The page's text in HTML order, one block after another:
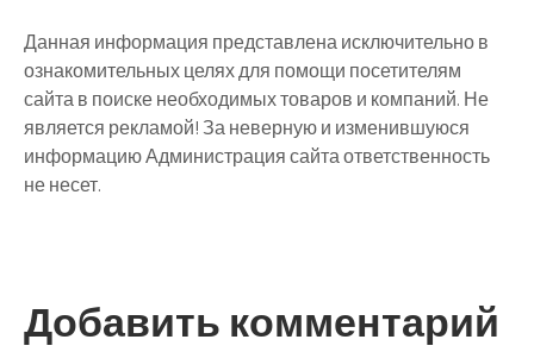
Данная информация представлена исключительно в
ознакомительных целях для помощи посетителям
сайта в поиске необходимых товаров и компаний. Не
является рекламой! За неверную и изменившуюся
информацию Администрация сайта ответственность
не несет.
Добавить комментарий